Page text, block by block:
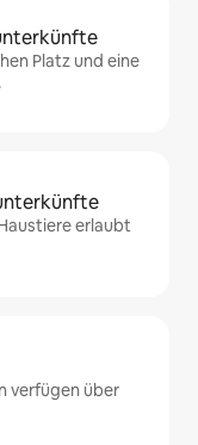
Platz und eine
erlaubt
verfügen über